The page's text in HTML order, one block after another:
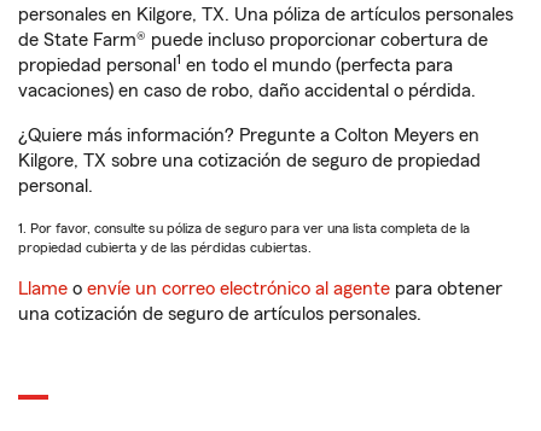
personales en Kilgore, TX. Una póliza de artículos personales
de State Farm® puede incluso proporcionar cobertura de
propiedad personal 1 en todo el mundo (perfecta para
vacaciones) en caso de robo, daño accidental o pérdida.
¿Quiere más información? Pregunte a Colton Meyers en
Kilgore, TX sobre una cotización de seguro de propiedad
personal.
1. Por favor, consulte su póliza de seguro para ver una lista completa de la
propiedad cubierta y de las pérdidas cubiertas.
Llame o envíe un correo electrónico al agente para obtener
una cotización de seguro de artículos personales.